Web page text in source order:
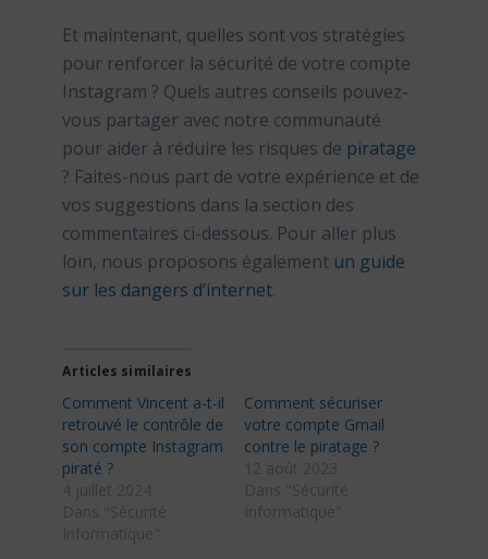
Et maintenant, quelles sont vos stratégies
pour renforcer la sécurité de votre compte
Instagram ? Quels autres conseils pouvez-
vous partager avec notre communauté
pour aider à réduire les risques de piratage
? Faites-nous part de votre expérience et de
vos suggestions dans la section des
commentaires ci-dessous. Pour aller plus
loin, nous proposons également un guide
sur les dangers d’internet.
Articles similaires
Comment Vincent a-t-il
retrouvé le contrôle de
son compte Instagram
piraté ?
4 juillet 2024
Dans "Sécurité
Informatique"
Comment sécuriser
votre compte Gmail
contre le piratage ?
12 août 2023
Dans "Sécurité
Informatique"